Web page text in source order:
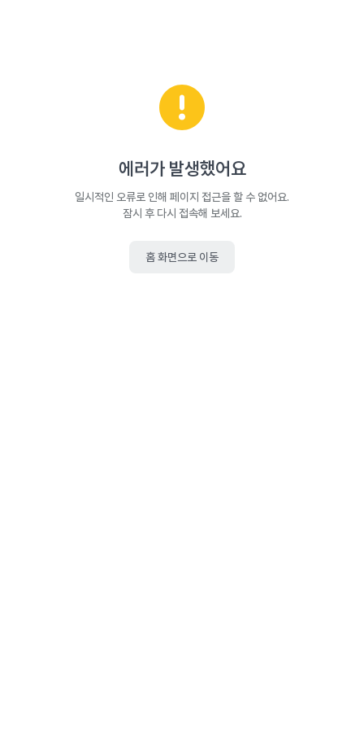
에러가 발생했어요
일시적인 오류로 인해 페이지 접근을 할 수 없어요.
잠시 후 다시 접속해 보세요.
홈 화면으로 이동